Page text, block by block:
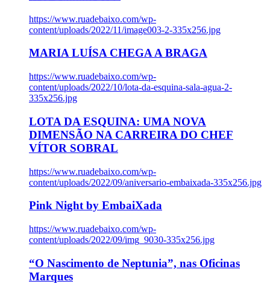
https://www.ruadebaixo.com/wp-
content/uploads/2022/11/image003-2-335x256.jpg
MARIA LUÍSA CHEGA A BRAGA
https://www.ruadebaixo.com/wp-
content/uploads/2022/10/lota-da-esquina-sala-agua-2-
335x256.jpg
LOTA DA ESQUINA: UMA NOVA
DIMENSÃO NA CARREIRA DO CHEF
VÍTOR SOBRAL
https://www.ruadebaixo.com/wp-
content/uploads/2022/09/aniversario-embaixada-335x256.jpg
Pink Night by EmbaiXada
https://www.ruadebaixo.com/wp-
content/uploads/2022/09/img_9030-335x256.jpg
“O Nascimento de Neptunia”, nas Oficinas
Marques